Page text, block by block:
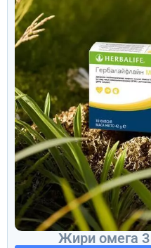
Жири омега